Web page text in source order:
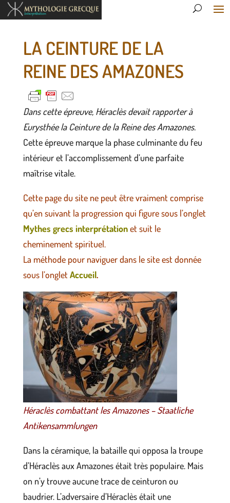
LA CEINTURE DE LA
REINE DES AMAZONES
Dans cette épreuve, Héraclès devait rapporter à
Eurysthée la Ceinture de la Reine des Amazones.
Cette épreuve marque la phase culminante du feu
intérieur et l’accomplissement d’une parfaite
maîtrise vitale.
Cette page du site ne peut être vraiment comprise
qu’en suivant la progression qui figure sous l’onglet
Mythes grecs interprétationet suit le
cheminement spirituel.
La méthode pour naviguer dans le site est donnée
sous l’onglet Accueil.
Héraclès combattant les Amazones – Staatliche
Antikensammlungen
Dans la céramique, la bataille qui opposa la troupe
d’Héraclès aux Amazones était très populaire. Mais
on n’y trouve aucune trace de ceinturon ou
baudrier. L’adversaire d’Héraclès était une